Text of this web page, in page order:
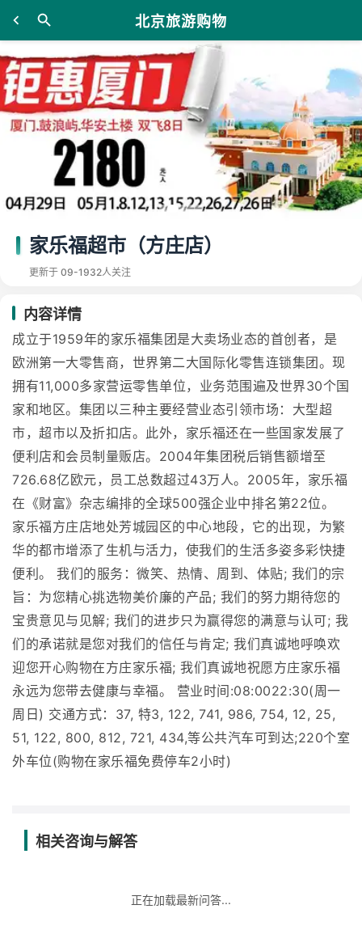
北京旅游购物
家乐福超市（方庄店）
更新于 09-1932人关注
内容详情
成立于1959年的家乐福集团是大卖场业态的首创者，是
欧洲第一大零售商，世界第二大国际化零售连锁集团。现
拥有11,000多家营运零售单位，业务范围遍及世界30个国
家和地区。集团以三种主要经营业态引领市场：大型超
市，超市以及折扣店。此外，家乐福还在一些国家发展了
便利店和会员制量贩店。2004年集团税后销售额增至
726.68亿欧元，员工总数超过43万人。2005年，家乐福
在《财富》杂志编排的全球500强企业中排名第22位。
家乐福方庄店地处芳城园区的中心地段，它的出现，为繁
华的都市增添了生机与活力，使我们的生活多姿多彩快捷
便利。 我们的服务：微笑、热情、周到、体贴; 我们的宗
旨：为您精心挑选物美价廉的产品; 我们的努力期待您的
宝贵意见与见解; 我们的进步只为赢得您的满意与认可; 我
们的承诺就是您对我们的信任与肯定; 我们真诚地呼唤欢
迎您开心购物在方庄家乐福; 我们真诚地祝愿方庄家乐福
永远为您带去健康与幸福。 营业时间:08:0022:30(周一
周日) 交通方式：37, 特3, 122, 741, 986, 754, 12, 25,
51, 122, 800, 812, 721, 434,等公共汽车可到达;220个室
外车位(购物在家乐福免费停车2小时)
相关咨询与解答
正在加载最新问答...